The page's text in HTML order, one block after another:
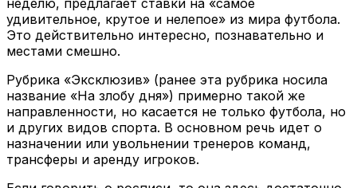
неделю, предлагает ставки на «самое
удивительное, крутое и нелепое» из мира футбола.
Это действительно интересно, познавательно и
местами смешно.
Рубрика «Эксклюзив» (ранее эта рубрика носила
название «На злобу дня») примерно такой же
направленности, но касается не только футбола, но
и других видов спорта. В основном речь идет о
назначении или увольнении тренеров команд,
трансферы и аренду игроков.